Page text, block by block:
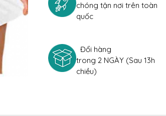
chóng tận nơi trên toàn
quốc
Đổi hàng
trong 2 NGÀY (Sau 13h
chiều)